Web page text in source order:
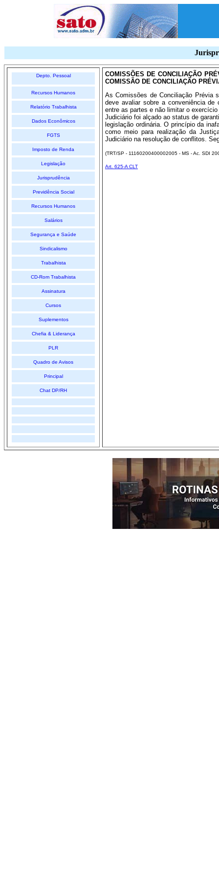
Depto. Pessoal
Recursos Humanos
Relatório Trabalhista
Dados Econômicos
FGTS
Imposto de Renda
Legislação
Jurisprudência
Previdência Social
Recursos Humanos
Salários
Segurança e Saúde
Sindicalismo
Trabalhista
CD-Rom Trabalhista
Assinatura
Cursos
Suplementos
Chefia & Liderança
PLR
Quadro de Avisos
Principal
Chat DP/RH
COMISSÕES DE CONCILIAÇÃO
COMISSÃO DE CONCILIAÇÃO
As Comissões de Conciliação Prévia
deve avaliar sobre a conveniência de
entre as partes e não limitar o
Judiciário foi alçado ao status de
legislação ordinária. O princípio da
como meio para realização da
Judiciário na resolução de conflitos.
(TRT/SP - 11160200400002005 - MS - Ac. SDI
Art. 625-A CLT